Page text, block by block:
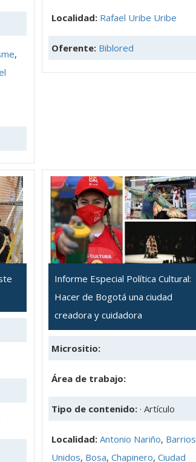
,
Localidad: Rafael Uribe Uribe
Oferente: Biblored
Informe Especial Política Cultural:
Hacer de Bogotá una ciudad
creadora y cuidadora
Micrositio:
Área de trabajo:
Tipo de contenido: · Artículo
Localidad: Antonio Nariño, Barrios
Unidos, Bosa, Chapinero, Ciudad